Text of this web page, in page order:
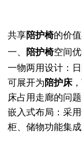
共享陪护椅的价
一、
陪护椅空间
一物两用设计：
可展开为 陪护床
床占用走廊的问题
嵌入式布局：采
柜、储物功能集